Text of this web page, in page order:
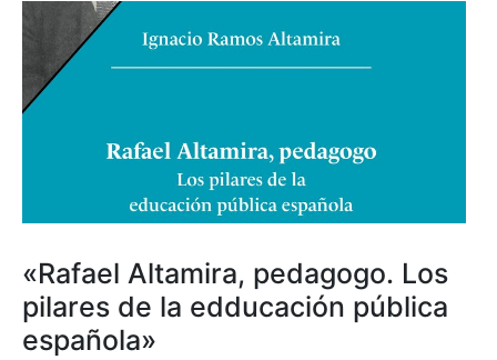
«Rafael Altamira, pedagogo. Los
pilares de la edducación pública
española»